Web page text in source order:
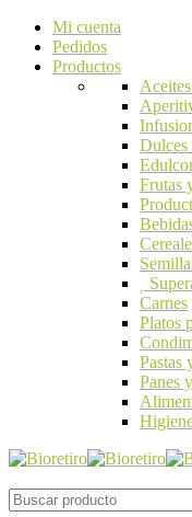
Mi cuenta
Pedidos
Productos
Dulces
Frutas
Carnes
Platos
Pastas
Panes